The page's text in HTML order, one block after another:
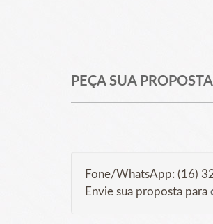
PEÇA SUA PROPOSTA
Fone/WhatsApp: (16)
Envie sua proposta para